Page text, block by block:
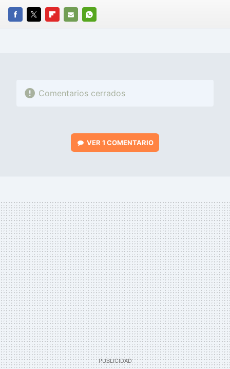
FACEBOOK
TWITTERFLIPBOARD
E-
WHATSAPP
Comentarios cerrados
VER 1 COMENTARIO